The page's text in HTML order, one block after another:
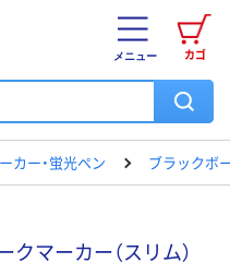
カゴ
メニュー
カー・蛍光ペン ブラックボ
マーカー（スリム）